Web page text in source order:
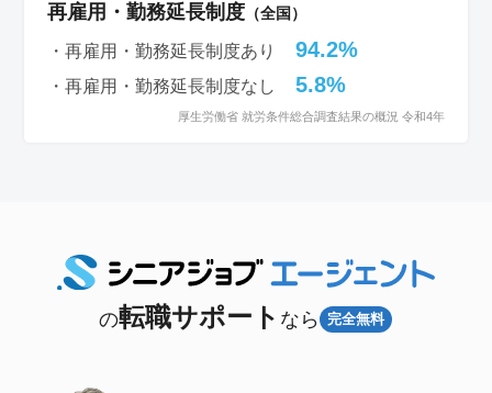
再雇用・勤務延長制度（全国）
・再雇用・勤務延長制度あり 94.2%
・再雇用・勤務延長制度なし 5.8%
厚生労働省 就労条件総合調査結果の概況 令和4年
の転職サポート なら 完全無料